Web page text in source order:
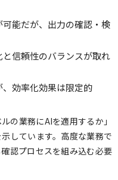
可能だが、出力の確認・検
と信頼性のバランスが取れ
、効率化効果は限定的
の業務にAIを適用するか」
しています。高度な業務で
認プロセスを組み込む必要